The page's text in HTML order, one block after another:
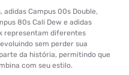
adidas Campus 00s Double,
80s Cali Dew e adidas
representam diferentes
sem perder sua
da história, permitindo que
com seu estilo.